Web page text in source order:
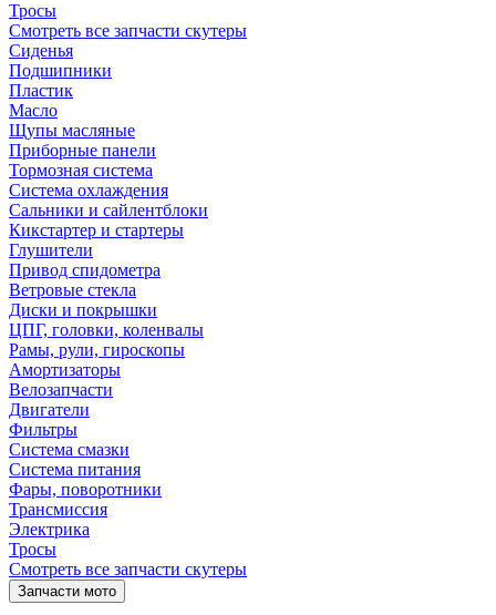
Тросы
Смотреть все запчасти скутеры
Сиденья
Подшипники
Пластик
Масло
Щупы масляные
Приборные панели
Тормозная система
Система охлаждения
Сальники и сайлентблоки
Кикстартер и стартеры
Глушители
Привод спидометра
Ветровые стекла
Диски и покрышки
ЦПГ, головки, коленвалы
Рамы, рули, гироскопы
Амортизаторы
Велозапчасти
Двигатели
Фильтры
Система смазки
Система питания
Фары, поворотники
Трансмиссия
Электрика
Тросы
Смотреть все запчасти скутеры
Запчасти мото